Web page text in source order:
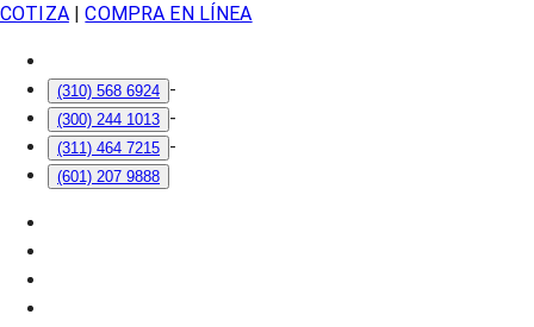
COTIZA| COMPRA EN LÍNEA
(310) 568 6924 -
(300) 244 1013 -
(311) 464 7215 -
(601) 207 9888